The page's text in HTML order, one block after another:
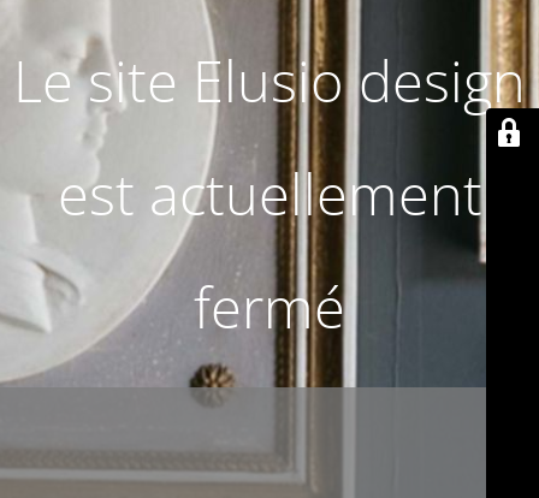
Le site Elusio design
est actuellement
fermé